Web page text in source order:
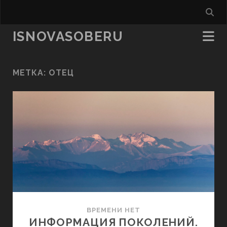
ISNOVASOBERU
МЕТКА: ОТЕЦ
ВРЕМЕНИ НЕТ
ИНФОРМАЦИЯ ПОКОЛЕНИЙ.